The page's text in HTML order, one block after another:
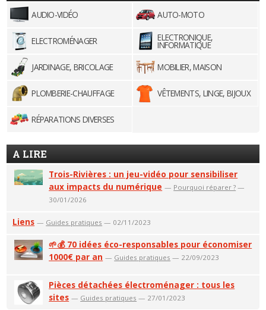
AUDIO-VIDÉO AUTO-MOTO
ELECTROMÉNAGER ELECTRONIQUE,
INFORMATIQUE
JARDINAGE, BRICOLAGE
MOBILIER, MAISON
PLOMBERIE-CHAUFFAGE VÊTEMENTS, LINGE, BIJOUX
RÉPARATIONS DIVERSES
A LIRE
Trois-Rivières : un jeu-vidéo pour sensibiliser
aux impacts du numérique — Pourquoi réparer ? —
30/01/2026
Liens — Guides pratiques — 02/11/2023
🌱💰 70 idées éco-responsables pour économiser
1000€ par an — Guides pratiques — 22/09/2023
Pièces détachées électroménager : tous les
sites — Guides pratiques — 27/01/2023